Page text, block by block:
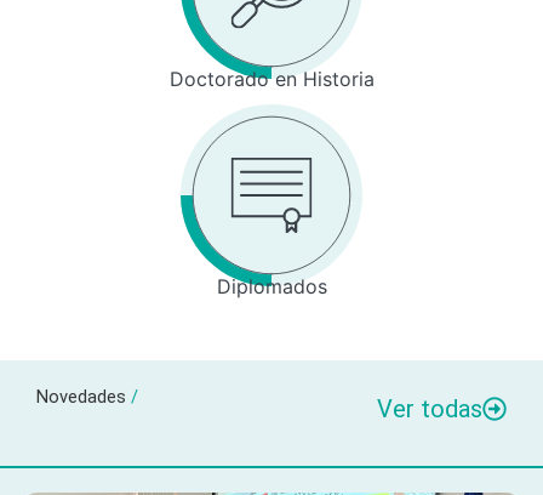
Doctorado en Historia
Diplomados
Novedades / Ver todas